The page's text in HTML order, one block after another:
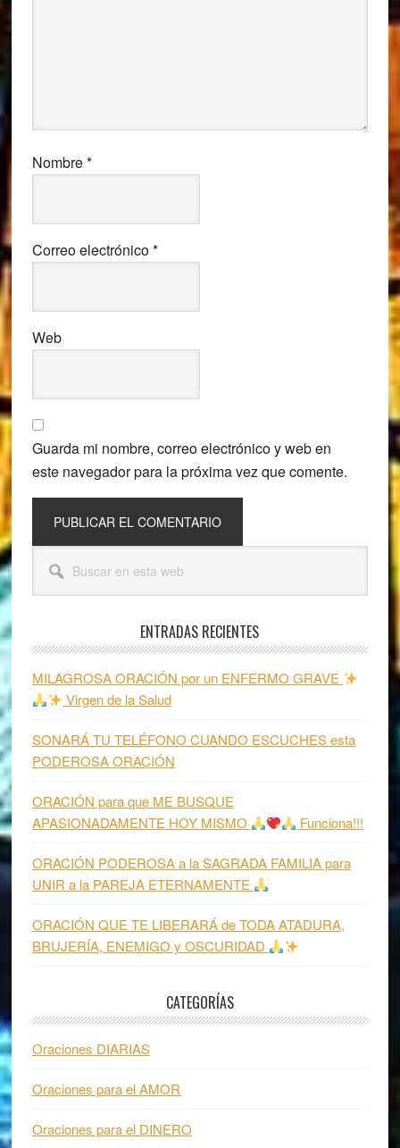
Nombre*
Correo electrónico*
Web
Guarda mi nombre, correo electrónico y web en
este navegador para la próxima vez que comente.
Barra
lateral
esta
ENTRADAS RECIENTES
MILAGROSA ORACIÓN por un ENFERMO GRAVE
Virgen de la Salud
SONARÁ TU TELÉFONO CUANDO ESCUCHES esta
PODEROSA ORACIÓN
ORACIÓN para que ME BUSQUE
APASIONADAMENTE HOY MISMO
Funciona!!!
ORACIÓN PODEROSA a la SAGRADA FAMILIA para
UNIR a la PAREJA ETERNAMENTE
ORACIÓN QUE TE LIBERARÁ de TODA ATADURA,
BRUJERÍA, ENEMIGO y OSCURIDAD
CATEGORÍAS
Oraciones DIARIAS
Oraciones para el AMOR
Oraciones para el DINERO